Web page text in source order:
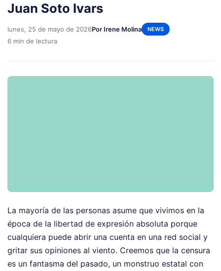
Juan Soto Ivars
lunes, 25 de mayo de 2026Por Irene Molina NEWS
6 min de lectura
La mayoría de las personas asume que vivimos en la
época de la libertad de expresión absoluta porque
cualquiera puede abrir una cuenta en una red social y
gritar sus opiniones al viento. Creemos que la censura
es un fantasma del pasado, un monstruo estatal con